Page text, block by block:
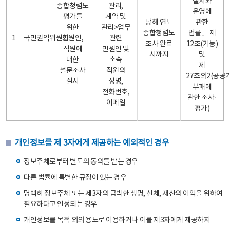
1 국민권익위원회
종합청렴도
평가를
위한
민원인,
직원에
대한
설문조사
실시
관리,
계약 및
관리>업무
관련
민원인 및
소속
직원의
성명,
전화번호,
이메일
당해 연도
종합청렴도
조사 완료
시까지
운영에
관한
법률」 제
12조(기능)
및
제
27조의2(공공
부패에
관한 조사·
평가)
개인정보를 제 3자에게 제공하는 예외적인 경우
정보주체로부터 별도의 동의를 받는 경우
다른 법률에 특별한 규정이 있는 경우
명백히 정보주체 또는 제3자의 급박한 생명, 신체, 재산의 이익을 위하여
필요하다고 인정되는 경우
개인정보를 목적 외의 용도로 이용하거나 이를 제3자에게 제공하지